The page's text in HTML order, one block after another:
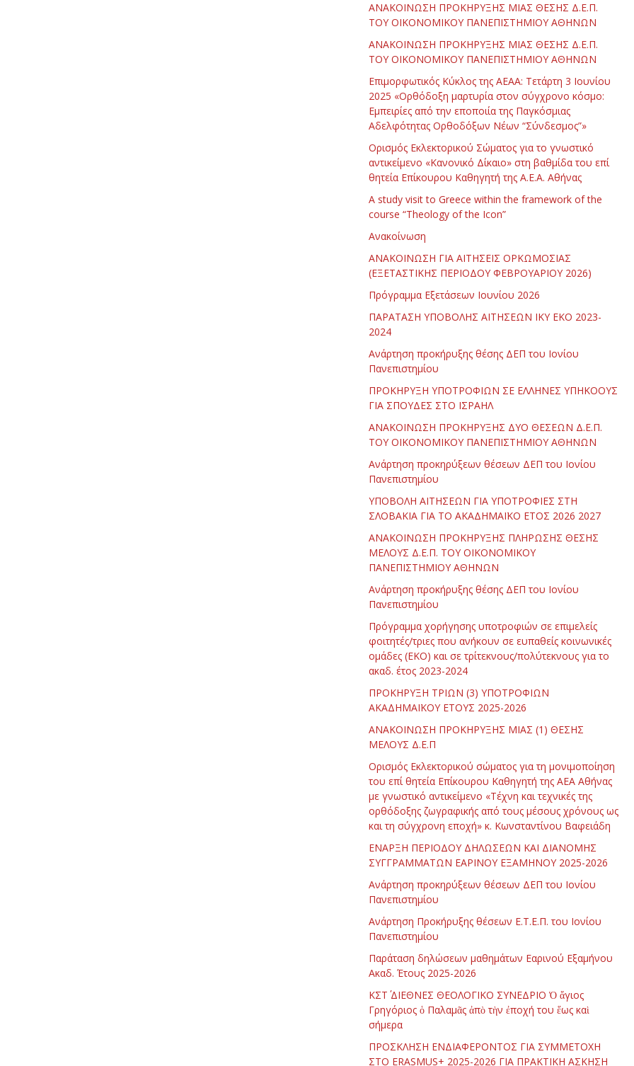
ΑΝΑΚΟΙΝΩΣΗ ΠΡΟΚΗΡΥΞΗΣ ΜΙΑΣ ΘΕΣΗΣ Δ.Ε.Π.
ΤΟΥ ΟΙΚΟΝΟΜΙΚΟΥ ΠΑΝΕΠΙΣΤΗΜΙΟΥ ΑΘΗΝΩΝ
ΑΝΑΚΟΙΝΩΣΗ ΠΡΟΚΗΡΥΞΗΣ ΜΙΑΣ ΘΕΣΗΣ Δ.Ε.Π.
ΤΟΥ ΟΙΚΟΝΟΜΙΚΟΥ ΠΑΝΕΠΙΣΤΗΜΙΟΥ ΑΘΗΝΩΝ
Επιμορφωτικός Κύκλος της ΑΕΑΑ: Τετάρτη 3 Ιουνίου
2025 «Ορθόδοξη μαρτυρία στον σύγχρονο κόσμο:
Εμπειρίες από την εποποιία της Παγκόσμιας
Αδελφότητας Ορθοδόξων Νέων “Σύνδεσμος”»
Ορισμός Εκλεκτορικού Σώματος για το γνωστικό
αντικείμενο «Κανονικό Δίκαιο» στη βαθμίδα του επί
θητεία Επίκουρου Καθηγητή της Α.Ε.Α. Αθήνας
Α study visit to Greece within the framework of the
course “Theology of the Icon”
Ανακοίνωση
ΑΝΑΚΟΙΝΩΣΗ ΓΙΑ ΑΙΤΗΣΕΙΣ ΟΡΚΩΜΟΣΙΑΣ
(ΕΞΕΤΑΣΤΙΚΗΣ ΠΕΡΙΟΔΟΥ ΦΕΒΡΟΥΑΡΙΟΥ 2026)
Πρόγραμμα Εξετάσεων Ιουνίου 2026
ΠΑΡΑΤΑΣΗ ΥΠΟΒΟΛΗΣ ΑΙΤΗΣΕΩΝ ΙΚΥ ΕΚΟ 2023-
2024
Ανάρτηση προκήρυξης θέσης ΔΕΠ του Ιονίου
Πανεπιστημίου
ΠΡΟΚΗΡΥΞΗ ΥΠΟΤΡΟΦΙΩΝ ΣΕ ΕΛΛΗΝΕΣ ΥΠΗΚΟΟΥΣ
ΓΙΑ ΣΠΟΥΔΕΣ ΣΤΟ ΙΣΡΑΗΛ
ΑΝΑΚΟΙΝΩΣΗ ΠΡΟΚΗΡΥΞΗΣ ΔΥΟ ΘΕΣΕΩΝ Δ.Ε.Π.
ΤΟΥ ΟΙΚΟΝΟΜΙΚΟΥ ΠΑΝΕΠΙΣΤΗΜΙΟΥ ΑΘΗΝΩΝ
Ανάρτηση προκηρύξεων θέσεων ΔΕΠ του Ιονίου
Πανεπιστημίου
ΥΠΟΒΟΛΗ ΑΙΤΗΣΕΩΝ ΓΙΑ ΥΠΟΤΡΟΦΙΕΣ ΣΤΗ
ΣΛΟΒΑΚΙΑ ΓΙΑ ΤΟ ΑΚΑΔΗΜΑΪΚΟ ΕΤΟΣ 2026 2027
ΑΝΑΚΟΙΝΩΣΗ ΠΡΟΚΗΡΥΞΗΣ ΠΛΗΡΩΣΗΣ ΘΕΣΗΣ
ΜΕΛΟΥΣ Δ.Ε.Π. ΤΟΥ ΟΙΚΟΝΟΜΙΚΟΥ
ΠΑΝΕΠΙΣΤΗΜΙΟΥ ΑΘΗΝΩΝ
Ανάρτηση προκήρυξης θέσης ΔΕΠ του Ιονίου
Πανεπιστημίου
Πρόγραμμα χορήγησης υποτροφιών σε επιμελείς
φοιτητές/τριες που ανήκουν σε ευπαθείς κοινωνικές
ομάδες (ΕΚΟ) και σε τρίτεκνους/πολύτεκνους για το
ακαδ. έτος 2023-2024
ΠΡΟΚΗΡΥΞΗ ΤΡΙΩΝ (3) ΥΠΟΤΡΟΦΙΩΝ
ΑΚΑΔΗΜΑΪΚΟΥ ΕΤΟΥΣ 2025-2026
ΑΝΑΚΟΙΝΩΣΗ ΠΡΟΚΗΡΥΞΗΣ ΜΙΑΣ (1) ΘΕΣΗΣ
ΜΕΛΟΥΣ Δ.Ε.Π
Ορισμός Εκλεκτορικού σώματος για τη μονιμοποίηση
του επί θητεία Επίκουρου Καθηγητή της ΑΕΑ Αθήνας
με γνωστικό αντικείμενο «Τέχνη και τεχνικές της
ορθόδοξης ζωγραφικής από τους μέσους χρόνους ως
και τη σύγχρονη εποχή» κ. Κωνσταντίνου Βαφειάδη
ΕΝΑΡΞΗ ΠΕΡΙΟΔΟΥ ΔΗΛΩΣΕΩΝ ΚΑΙ ΔΙΑΝΟΜΗΣ
ΣΥΓΓΡΑΜΜΑΤΩΝ ΕΑΡΙΝΟΥ ΕΞΑΜΗΝΟΥ 2025-2026
Ανάρτηση προκηρύξεων θέσεων ΔΕΠ του Ιονίου
Πανεπιστημίου
Ανάρτηση Προκήρυξης θέσεων Ε.Τ.Ε.Π. του Ιονίου
Πανεπιστημίου
Παράταση δηλώσεων μαθημάτων Εαρινού Εξαμήνου
Ακαδ. Έτους 2025-2026
ΚΣΤ΄ ΔΙΕΘΝΕΣ ΘΕΟΛΟΓΙΚΟ ΣΥΝΕΔΡΙΟ Ὁ ἅγιος
Γρηγόριος ὁ Παλαμᾶς ἀπὸ τὴν ἐποχή του ἕως καὶ
σήμερα
ΠΡΟΣΚΛΗΣΗ ΕΝΔΙΑΦΕΡΟΝΤΟΣ ΓΙΑ ΣΥΜΜΕΤΟΧΗ
ΣΤΟ ERASMUS+ 2025-2026 ΓΙΑ ΠΡΑΚΤΙΚΗ ΑΣΚΗΣΗ